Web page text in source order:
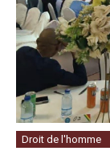
Droit de l'homme